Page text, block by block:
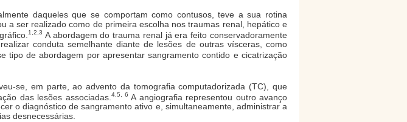
daqueles que se comportam como contusos, teve a sua rotina
a ser realizado como de primeira escolha nos traumas renal, hepático e
1,2,3 A abordagem do trauma renal já era feito conservadoramente
conduta semelhante diante de lesões de outras vísceras, como
tipo de abordagem por apresentar sangramento contido e cicatrização
se, em parte, ao advento da tomografia computadorizada (TC), que
das lesões associadas. 4,5, 6 A angiografia representou outro avanço
o diagnóstico de sangramento ativo e, simultaneamente, administrar a
desnecessárias.